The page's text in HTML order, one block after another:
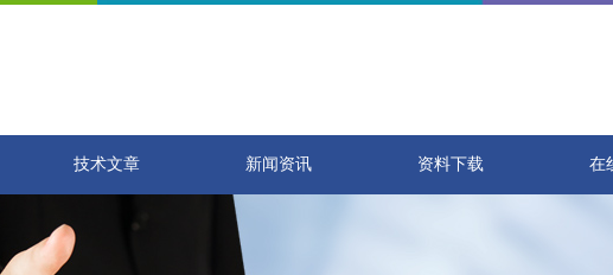
技术文章 新闻资讯 资料下载 在